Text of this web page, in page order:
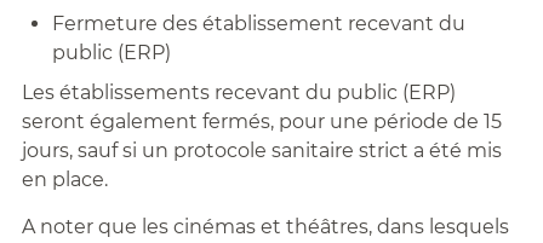
Fermeture des établissement recevant du
public (ERP)
Les établissements recevant du public (ERP)
seront également fermés, pour une période de 15
jours, sauf si un protocole sanitaire strict a été mis
en place.
A noter que les cinémas et théâtres, dans lesquels